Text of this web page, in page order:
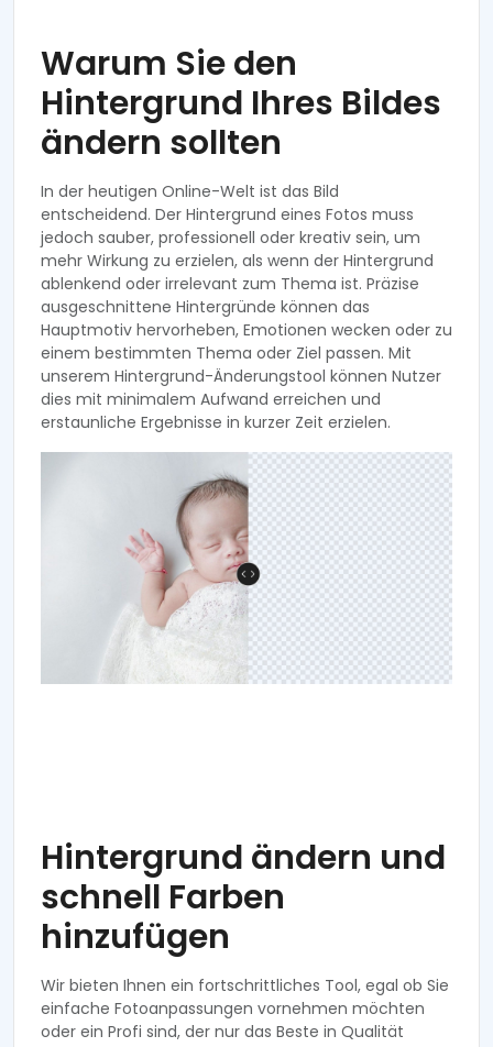
Warum Sie den
Hintergrund Ihres Bildes
ändern sollten
In der heutigen Online-Welt ist das Bild
entscheidend. Der Hintergrund eines Fotos muss
jedoch sauber, professionell oder kreativ sein, um
mehr Wirkung zu erzielen, als wenn der Hintergrund
ablenkend oder irrelevant zum Thema ist. Präzise
ausgeschnittene Hintergründe können das
Hauptmotiv hervorheben, Emotionen wecken oder zu
einem bestimmten Thema oder Ziel passen. Mit
unserem Hintergrund-Änderungstool können Nutzer
dies mit minimalem Aufwand erreichen und
erstaunliche Ergebnisse in kurzer Zeit erzielen.
Hintergrund ändern und
schnell Farben
hinzufügen
Wir bieten Ihnen ein fortschrittliches Tool, egal ob Sie
einfache Fotoanpassungen vornehmen möchten
oder ein Profi sind, der nur das Beste in Qualität